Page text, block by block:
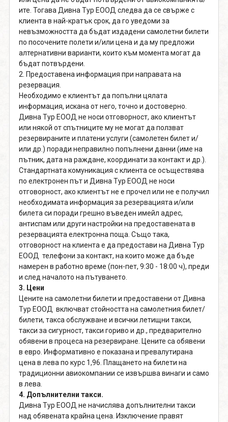
ите. Тогава Дивна Тур ЕООД следва да се свърже с
клиента в най-кратък срок, да го уведоми за
невъзможността да бъдат издадени самолетни билети
по посочените полети и/или цена и да му предложи
алтернативни варианти, които към момента могат да
бъдат потвърдени.
2. Предоставена информация при направата на
резервация.
Необходимо е клиентът да попълни цялата
информация, искана от него, точно и достоверно.
Дивна Тур ЕООД не носи отговорност, ако клиентът
или някой от спътниците му не могат да ползват
резервираните и платени услуги (самолетен билет и/
или др.) поради неправилно попълнени данни (име на
пътник, дата на раждане, координати за контакт и др.).
Стандартната комуникация с клиента се осъществява
по електронен път и Дивна Тур ЕООД не носи
отговорност, ако клиентът не е прочел или не е получил
необходимата информация за резервацията и/или
билета си поради грешно въведен имейл адрес,
антиспам или други настройки на предоставената в
резервацията електронна поща. Също така,
отговорност на клиента е да предостави на Дивна Тур
ЕООД телефони за контакт, на които може да бъде
намерен в работно време (пон-пет, 9:30 - 18:00 ч), преди
и след началото на пътуването.
3. Цени
Цените на самолетни билети и предоставени от Дивна
Тур ЕООД включват стойността на самолетния билет/
билети, такса обслужване и всички летищни такси,
такси за сигурност, такси гориво и др., предварително
обявени в процеса на резервиране. Цените са обявени
в евро. Информативно е показана и превалутирана
цена в лева по курс 1,96. Плащането на билети на
традиционни авиокомпании се извършва винаги и само
в лева.
4. Допълнителни такси.
Дивна Тур ЕООД не начислява допълнителни такси
над обявената крайна цена. Изключение правят